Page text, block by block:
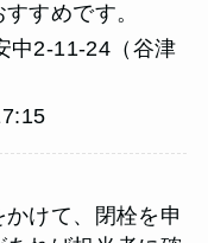
すめです。
中2-11-24（谷津
けて、閉栓を申